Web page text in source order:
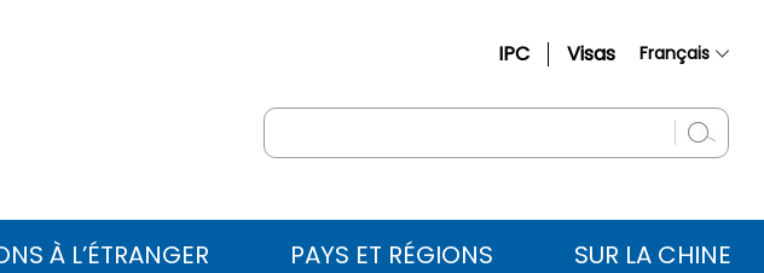
IPC Visas Français
English
À L’ÉTRANGER PAYS ET RÉGIONS SUR LA CHINE